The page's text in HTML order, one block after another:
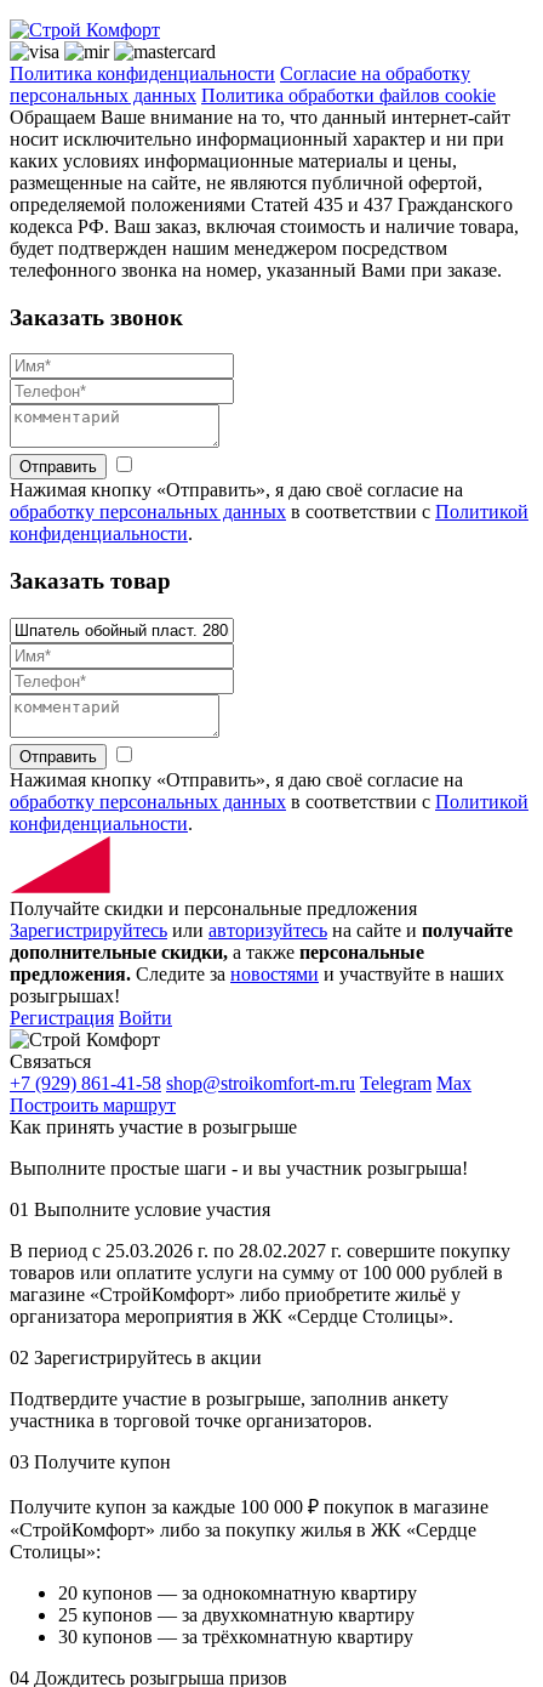
Политика конфиденциальности Согласие на обработку
персональных данных Политика обработки файлов cookie
Обращаем Ваше внимание на то, что данный интернет-сайт
носит исключительно информационный характер и ни при
каких условиях информационные материалы и цены,
размещенные на сайте, не являются публичной офертой,
определяемой положениями Статей 435 и 437 Гражданского
кодекса РФ. Ваш заказ, включая стоимость и наличие товара,
будет подтвержден нашим менеджером посредством
телефонного звонка на номер, указанный Вами при заказе.
Заказать звонок
Отправить
Нажимая кнопку «Отправить», я даю своё согласие на
обработку персональных данных в соответствии с Политикой
конфиденциальности.
Заказать товар
Отправить
Нажимая кнопку «Отправить», я даю своё согласие на
обработку персональных данных в соответствии с Политикой
конфиденциальности.
Получайте скидки и персональные предложения
Зарегистрируйтесь или авторизуйтесь на сайте и получайте
дополнительные скидки, а также персональные
предложения. Следите за новостями и участвуйте в наших
розыгрышах!
Регистрация Войти
Связаться
+7 (929) 861-41-58 shop@stroikomfort-m.ru Telegram Max
Построить маршрут
Как принять участие в розыгрыше
Выполните простые шаги - и вы участник розыгрыша!
01 Выполните условие участия
В период с 25.03.2026 г. по 28.02.2027 г. совершите покупку
товаров или оплатите услуги на сумму от 100 000 рублей в
магазине «СтройКомфорт» либо приобретите жильё у
организатора мероприятия в ЖК «Сердце Столицы».
02 Зарегистрируйтесь в акции
Подтвердите участие в розыгрыше, заполнив анкету
участника в торговой точке организаторов.
03 Получите купон
Получите купон за каждые 100 000 ₽ покупок в магазине
«СтройКомфорт» либо за покупку жилья в ЖК «Сердце
Столицы»:
20 купонов — за однокомнатную квартиру
25 купонов — за двухкомнатную квартиру
30 купонов — за трёхкомнатную квартиру
04 Дождитесь розыгрыша призов